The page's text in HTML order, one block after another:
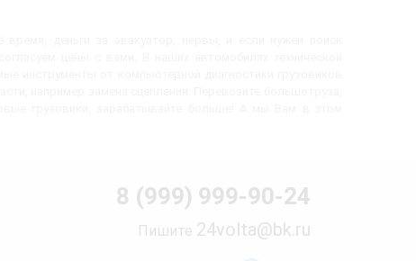
8 (999) 999-90-24
Пишите 24volta@bk.ru